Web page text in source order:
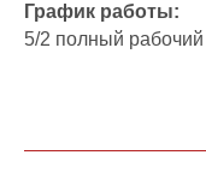
График работы:
5/2 полный рабочий